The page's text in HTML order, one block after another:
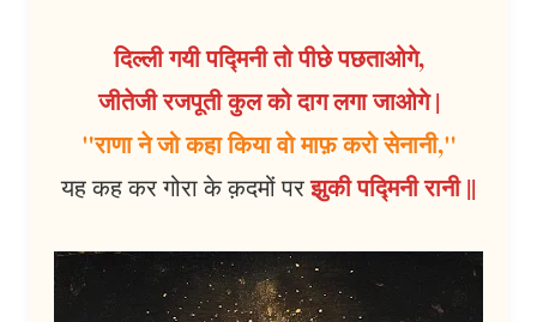
दिल्ली गयी पद्मिनी तो पीछे पछताओगे,
जीतेजी रजपूती कुल को दाग लगा जाओगे |
"राणा ने जो कहा किया वो माफ़ करो सेनानी,"
यह कह कर गोरा के क़दमों परझुकी पद्मिनी रानी ||